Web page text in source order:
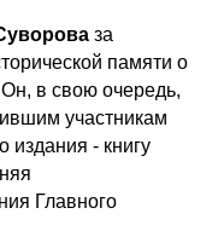
за
памяти о
в свою очередь,
участникам
издания - книгу
Главного